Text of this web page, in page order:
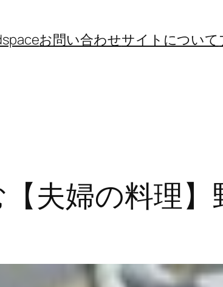
お問い合わせサイトについて
夫婦の料理